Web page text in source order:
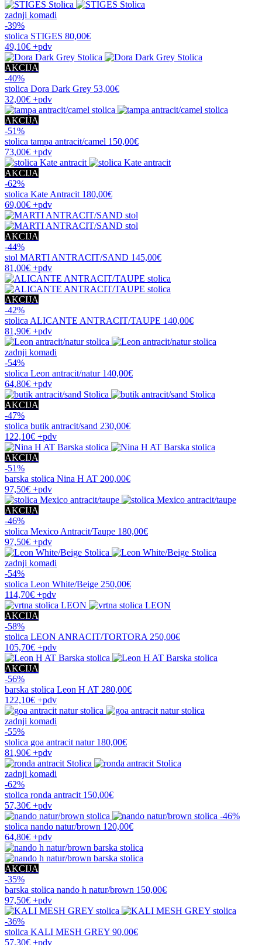
zadnji komadi
-39%
stolica STIGES 80,00€
49,10€ +pdv
AKCIJA
-40%
stolica Dora Dark Grey 53,00€
32,00€ +pdv
AKCIJA
-51%
stolica tampa antracit/camel 150,00€
73,00€ +pdv
AKCIJA
-62%
stolica Kate Antracit 180,00€
69,00€ +pdv
AKCIJA
-44%
stol MARTI ANTRACIT/SAND 145,00€
81,00€ +pdv
AKCIJA
-42%
stolica ALICANTE ANTRACIT/TAUPE 140,00€
81,90€ +pdv
zadnji komadi
-54%
stolica Leon antracit/natur 140,00€
64,80€ +pdv
AKCIJA
-47%
stolica butik antracit/sand 230,00€
122,10€ +pdv
AKCIJA
-51%
barska stolica Nina H AT 200,00€
97,50€ +pdv
AKCIJA
-46%
stolica Mexico Antracit/Taupe 180,00€
97,50€ +pdv
zadnji komadi
-54%
stolica Leon White/Beige 250,00€
114,70€ +pdv
AKCIJA
-58%
stolica LEON ANRACIT/TORTORA 250,00€
105,70€ +pdv
AKCIJA
-56%
barska stolica Leon H AT 280,00€
122,10€ +pdv
zadnji komadi
-55%
stolica goa antracit natur 180,00€
81,90€ +pdv
zadnji komadi
-62%
stolica ronda antracit 150,00€
57,30€ +pdv
-46%
stolica nando natur/brown 120,00€
64,80€ +pdv
AKCIJA
-35%
barska stolica nando h natur/brown 150,00€
97,50€ +pdv
-36%
stolica KALI MESH GREY 90,00€
57,30€ +pdv